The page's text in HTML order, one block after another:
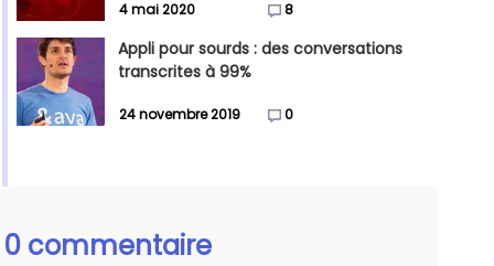
4 mai 2020 8
Appli pour sourds : des conversations
transcrites à 99%
24 novembre 2019 0
0 commentaire